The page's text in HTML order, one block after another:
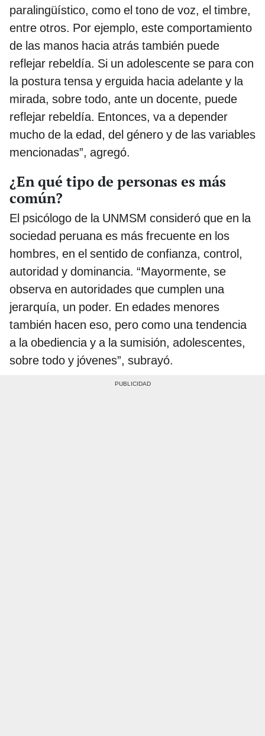
paralingüístico, como el tono de voz, el timbre,
entre otros. Por ejemplo, este comportamiento
de las manos hacia atrás también puede
reflejar rebeldía. Si un adolescente se para con
la postura tensa y erguida hacia adelante y la
mirada, sobre todo, ante un docente, puede
reflejar rebeldía. Entonces, va a depender
mucho de la edad, del género y de las variables
mencionadas”, agregó.
¿En qué tipo de personas es más
común?
El psicólogo de la UNMSM consideró que en la
sociedad peruana es más frecuente en los
hombres, en el sentido de confianza, control,
autoridad y dominancia. “Mayormente, se
observa en autoridades que cumplen una
jerarquía, un poder. En edades menores
también hacen eso, pero como una tendencia
a la obediencia y a la sumisión, adolescentes,
sobre todo y jóvenes”, subrayó.